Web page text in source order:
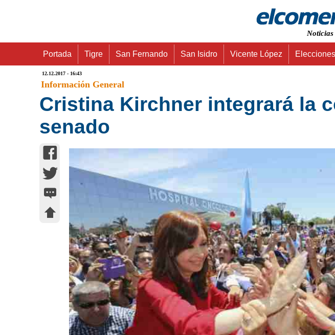
Portada Tigre San Fernando San Isidro Vicente López
12.12.2017 - 16:43
Información General
Cristina Kirchner integrará la
senado